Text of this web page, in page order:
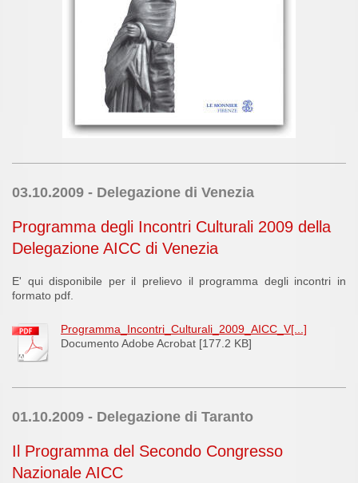
03.10.2009 - Delegazione di Venezia
Programma degli Incontri Culturali 2009 della
Delegazione AICC di Venezia
E' qui disponibile per il prelievo il programma degli incontri in
formato pdf.
Programma_Incontri_Culturali_2009_AICC_V[...]
Documento Adobe Acrobat [177.2 KB]
01.10.2009 - Delegazione di Taranto
Il Programma del Secondo Congresso
Nazionale AICC